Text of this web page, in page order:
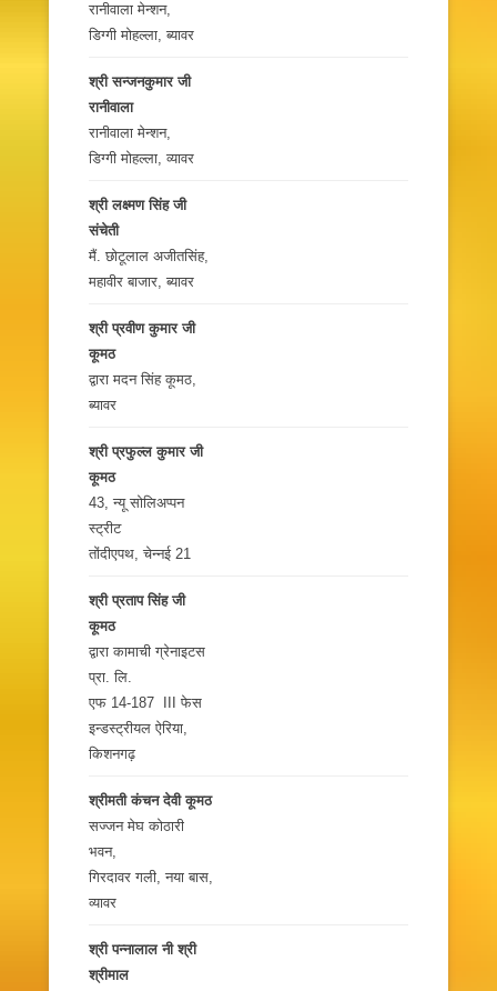
रानीवाला मेन्शन,
डिग्गी मोहल्ला, ब्यावर
श्री सन्‍जनकुमार जी
रानीवाला
रानीवाला मेन्शन,
डिग्गी मोहल्ला, व्यावर
श्री लक्ष्मण सिंह जी
संचेती
मैं. छोटूलाल अजीतसिंह,
महावीर बाजार, ब्यावर
श्री प्रवीण कुमार जी
कूमठ
द्वारा मदन सिंह कूमठ,
ब्यावर
श्री प्रफुल्ल कुमार जी
कूमठ
43, न्यू सोलिअप्पन
स्ट्रीट
तोंदीएपथ, चेन्नई 21
श्री प्रताप सिंह जी
कूमठ
द्वारा कामाची ग्रेनाइटस
प्रा. लि.
एफ 14-187 III फेस
इन्डस्ट्रीयल ऐरिया,
किशनगढ़
श्रीमती कंचन देवी कूमठ
सज्जन मेघ कोठारी
भवन,
गिरदावर गली, नया बास,
व्यावर
श्री पन्नालाल नी श्री
श्रीमाल